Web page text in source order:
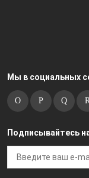
Мы в социальных
Подписывайтесь